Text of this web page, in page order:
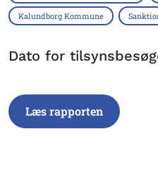
Kalundborg Kommune
Dato for
Læs rapporten